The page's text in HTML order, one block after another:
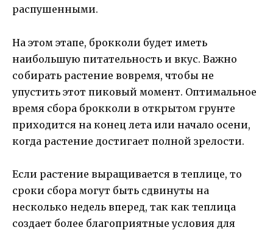
распушенными.
На этом этапе, брокколи будет иметь
наибольшую питательность и вкус. Важно
собирать растение вовремя, чтобы не
упустить этот пиковый момент. Оптимальное
время сбора брокколи в открытом грунте
приходится на конец лета или начало осени,
когда растение достигает полной зрелости.
Если растение выращивается в теплице, то
сроки сбора могут быть сдвинуты на
несколько недель вперед, так как теплица
создает более благоприятные условия для